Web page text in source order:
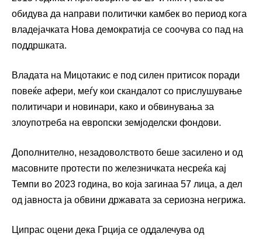
обидува да направи политички камбек во период кога
владејачката Нова демократија се соочува со пад на
поддршката.
Владата на Мицотакис е под силен притисок поради
повеќе афери, меѓу кои скандалот со прислушување
политичари и новинари, како и обвинувања за
злоупотреба на европски земјоделски фондови.
Дополнително, незадоволството беше засилено и од
масовните протести по железничката несреќа кај
Темпи во 2023 година, во која загинаа 57 лица, а дел
од јавноста ја обвини државата за сериозна негрижа.
Ципрас оцени дека Грција се оддалечува од